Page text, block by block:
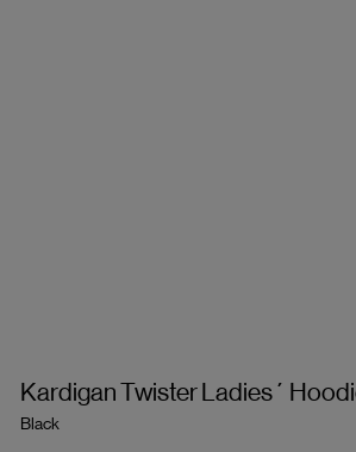
Kardigan Twister Ladies´
Black